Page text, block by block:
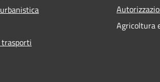
Agricoltura